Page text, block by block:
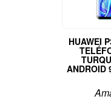
HUAWEI
ANDROID